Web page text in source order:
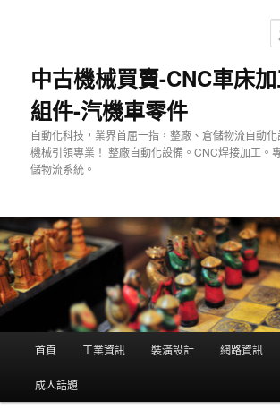
中古機械買賣-CNC車床
組件-汽機車零件
自動化科技，業界首屈一指，整廠、倉儲物流自動
機械引領專業！ 整廠自動化設備。CNC焊接加工。
儲物流系統。
單
首頁 工業資訊 裝潢設計 網路資訊
成人話題